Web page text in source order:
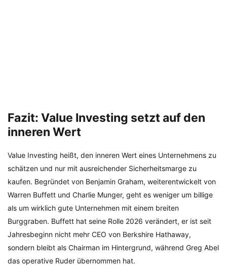
Fazit: Value Investing setzt auf den
inneren Wert
Value Investing heißt, den inneren Wert eines Unternehmens zu
schätzen und nur mit ausreichender Sicherheitsmarge zu
kaufen. Begründet von Benjamin Graham, weiterentwickelt von
Warren Buffett und Charlie Munger, geht es weniger um billige
als um wirklich gute Unternehmen mit einem breiten
Burggraben. Buffett hat seine Rolle 2026 verändert, er ist seit
Jahresbeginn nicht mehr CEO von Berkshire Hathaway,
sondern bleibt als Chairman im Hintergrund, während Greg Abel
das operative Ruder übernommen hat.